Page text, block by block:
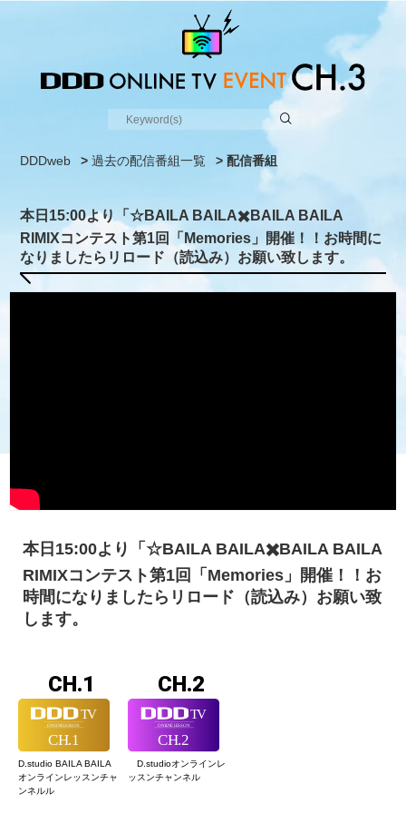
DDDweb >過去の配信番組一覧 > 配信番組
本日15:00より「☆BAILA BAILA✖️BAILA BAILA
RIMIXコンテスト第1回「Memories」開催！！お時間に
なりましたらリロード（読込み）お願い致します。
本日15:00より「☆BAILA BAILA✖️BAILA BAILA
RIMIXコンテスト第1回「Memories」開催！！お
時間になりましたらリロード（読込み）お願い致
します。
CH.1
D.studio BAILA BAILA
オンラインレッスンチャ
ンネルル
CH.2
D.studioオンラインレ
ッスンチャンネル